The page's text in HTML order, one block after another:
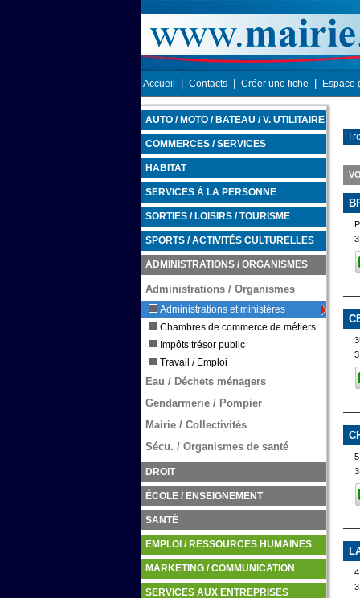
Accueil Contacts Créer une fiche Espace
AUTO / MOTO / BATEAU / V. UTILITAIRE
COMMERCES / SERVICES
HABITAT
SERVICES À LA PERSONNE
SORTIES / LOISIRS / TOURISME
SPORTS / ACTIVITÉS CULTURELLES
ADMINISTRATIONS / ORGANISMES
Administrations / Organismes
Administrations et ministères
Chambres de commerce de métiers
Impôts trésor public
Travail / Emploi
Eau / Déchets ménagers
Gendarmerie / Pompier
Mairie / Collectivités
Sécu. / Organismes de santé
DROIT
ÉCOLE / ENSEIGNEMENT
SANTÉ
EMPLOI / RESSOURCES HUMAINES
MARKETING / COMMUNICATION
SERVICES AUX ENTREPRISES